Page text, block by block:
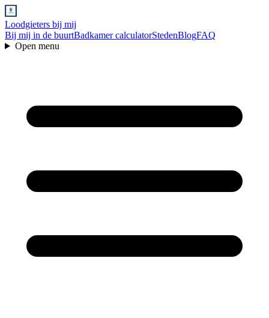
Loodgieters bij mij
Bij mij in de buurtBadkamer calculatorStedenBlogFAQ
Open menu